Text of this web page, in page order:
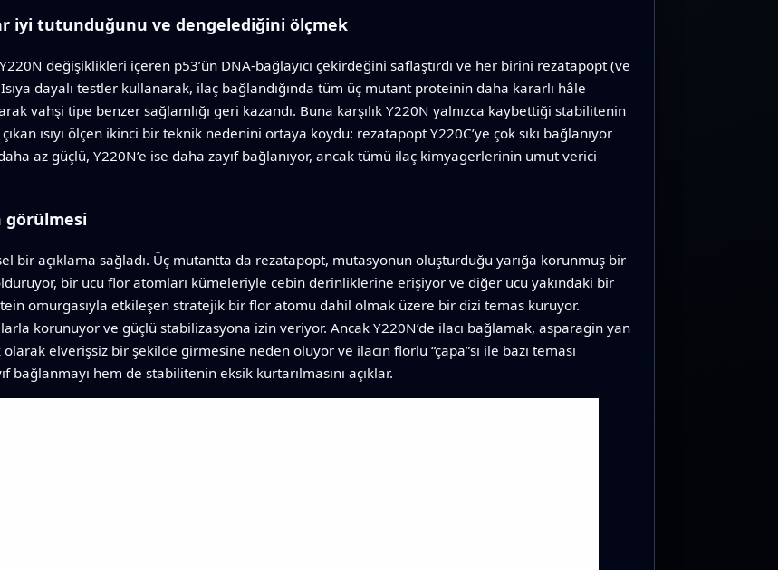
iyi tutunduğunu ve dengelediğini ölçmek
değişiklikleri içeren p53’ün DNA-bağlayıcı çekirdeğini saflaştırdı ve her birini rezatapopt (ve
dayalı testler kullanarak, ilaç bağlandığında tüm üç mutant proteinin daha kararlı hâle
vahşi tipe benzer sağlamlığı geri kazandı. Buna karşılık Y220N yalnızca kaybettiği stabilitenin
çıkan ısıyı ölçen ikinci bir teknik nedenini ortaya koydu: rezatapopt Y220C’ye çok sıkı bağlanıyor
az güçlü, Y220N’e ise daha zayıf bağlanıyor, ancak tümü ilaç kimyagerlerinin umut verici
görülmesi
bir açıklama sağladı. Üç mutantta da rezatapopt, mutasyonun oluşturduğu yarığa korunmuş bir
bir ucu flor atomları kümeleriyle cebin derinliklerine erişiyor ve diğer ucu yakındaki bir
omurgasıyla etkileşen stratejik bir flor atomu dahil olmak üzere bir dizi temas kuruyor.
korunuyor ve güçlü stabilizasyona izin veriyor. Ancak Y220N’de ilacı bağlamak, asparagin yan
elverişsiz bir şekilde girmesine neden oluyor ve ilacın florlu “çapa”sı ile bazı teması
bağlanmayı hem de stabilitenin eksik kurtarılmasını açıklar.